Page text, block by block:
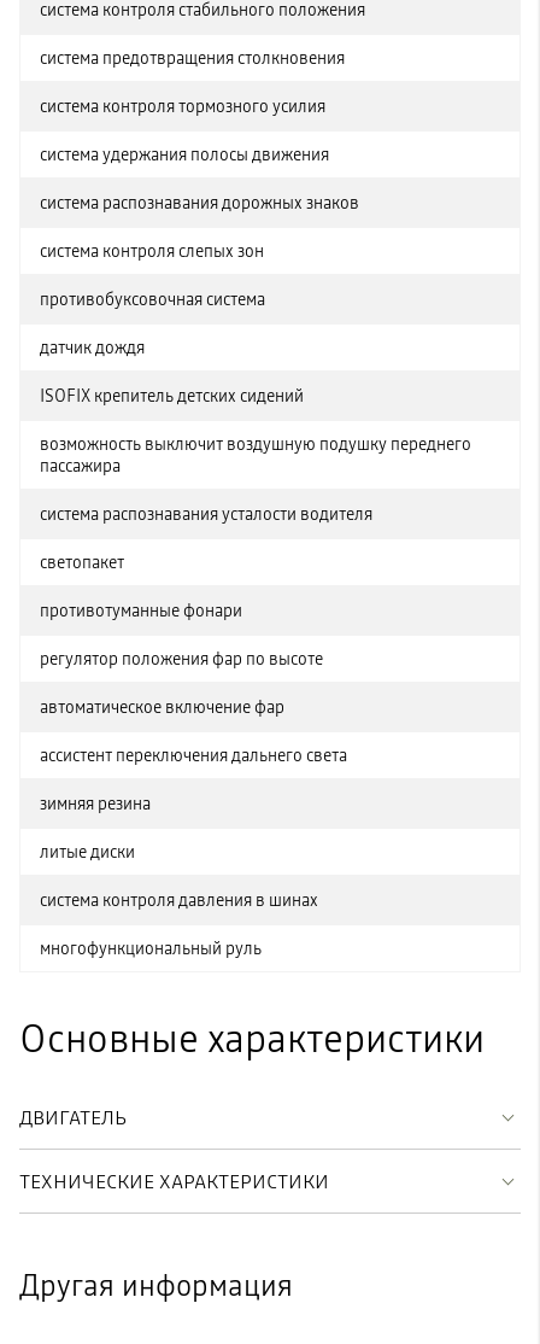
система контроля стабильного положения
система предотвращения столкновения
система контроля тормозного усилия
система удержания полосы движения
система распознавания дорожных знаков
система контроля слепых зон
противобуксовочная система
датчик дождя
ISOFIX крепитель детских сидений
возможность выключит воздушную подушку переднего
пассажира
система распознавания усталости водителя
светопакет
противотуманные фонари
регулятор положения фар по высоте
автоматическое включение фар
ассистент переключения дальнего света
зимняя резина
литые диски
система контроля давления в шинах
многофункциональный руль
Основные характеристики
ДВИГАТЕЛЬ
ТЕХНИЧЕСКИЕ ХАРАКТЕРИСТИКИ
Другая информация